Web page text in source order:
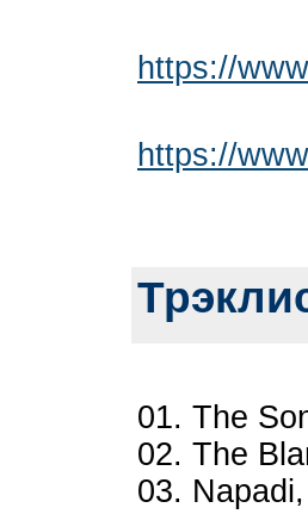
https://
https://
01. The
02. The
03.